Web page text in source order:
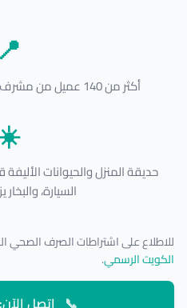
📍
أكثر من 140 عميل من مشرف يختارون خدماتنا الاحترافية.
حديقة المنزل والحيوانات
السيارة،
للاطلاع على اشتراطات الصرف الصحي
الكويت الرسمي.